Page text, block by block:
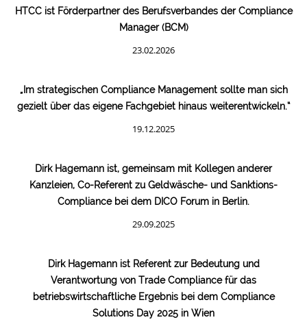
HTCC ist Förderpartner des Berufsverbandes der Compliance
Manager (BCM)
23.02.2026
„Im strategischen Compliance Management sollte man sich
gezielt über das eigene Fachgebiet hinaus weiterentwickeln.“
19.12.2025
Dirk Hagemann ist, gemeinsam mit Kollegen anderer
Kanzleien, Co-Referent zu Geldwäsche- und Sanktions-
Compliance bei dem DICO Forum in Berlin.
29.09.2025
Dirk Hagemann ist Referent zur Bedeutung und
Verantwortung von Trade Compliance für das
betriebswirtschaftliche Ergebnis bei dem Compliance
Solutions Day 2025 in Wien